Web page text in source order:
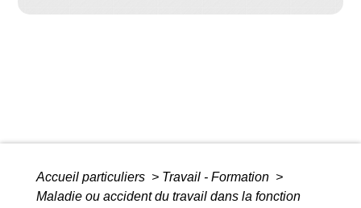
Accueil particuliers > Travail - Formation >
Maladie ou accident du travail dans la fonction